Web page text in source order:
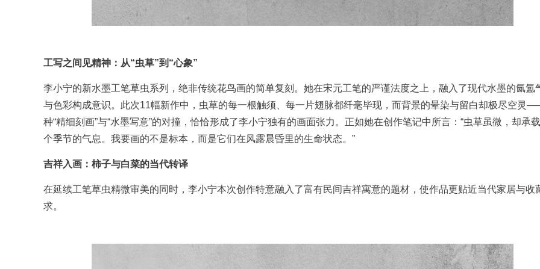
工写之间见精神：从“虫草”到“心象”
李小宁的新水墨工笔草虫系列，绝非传统花鸟画的简单复刻。她在宋元工笔的严谨法度之上，融入了现代水墨的氤氲
与色彩构成意识。此次11幅新作中，虫草的每一根触须、每一片翅脉都纤毫毕现，而背景的晕染与留白却极尽空灵
种“精细刻画”与“水墨写意”的对撞，恰恰形成了李小宁独有的画面张力。正如她在创作笔记中所言：“虫草虽微，却承
个季节的气息。我要画的不是标本，而是它们在风露晨昏里的生命状态。”
吉祥入画：柿子与白菜的当代转译
在延续工笔草虫精微审美的同时，李小宁本次创作特意融入了富有民间吉祥寓意的题材，使作品更贴近当代家居与收
求。